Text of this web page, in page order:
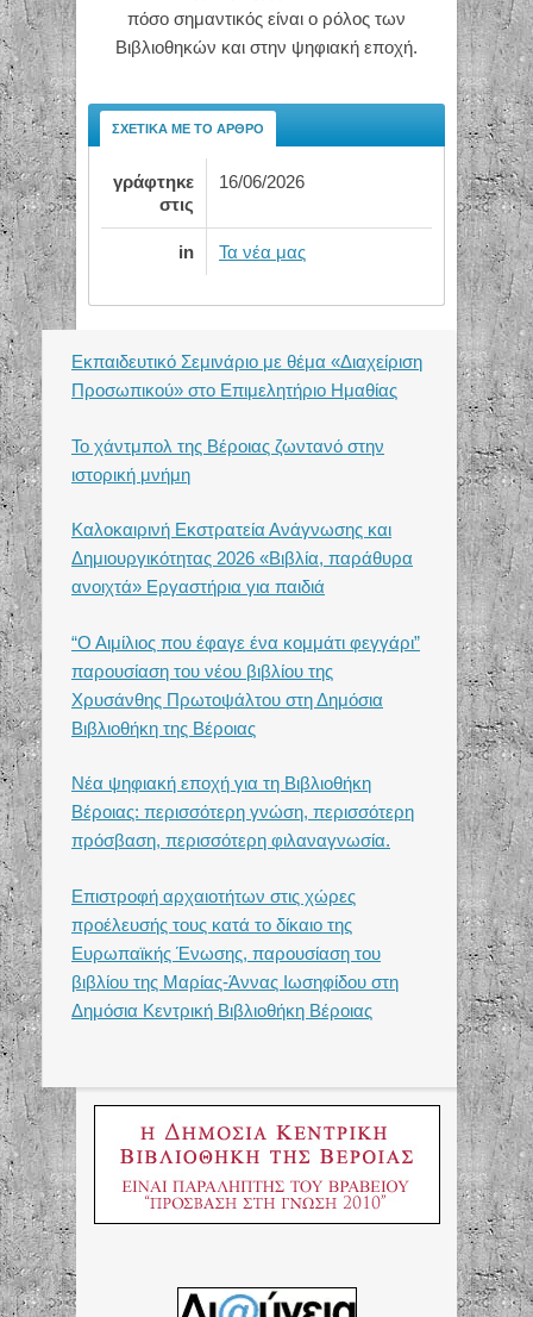
πόσο σημαντικός είναι ο ρόλος των
Βιβλιοθηκών και στην ψηφιακή εποχή.
ΣΧΕΤΙΚΆ ΜΕ ΤΟ ΆΡΘΡΟ
γράφτηκε
στις
16/06/2026
in Τα νέα μας
Εκπαιδευτικό Σεμινάριο με θέμα «Διαχείριση
Προσωπικού» στο Επιμελητήριο Ημαθίας
Το χάντμπολ της Βέροιας ζωντανό στην
ιστορική μνήμη
Καλοκαιρινή Εκστρατεία Ανάγνωσης και
Δημιουργικότητας 2026 «Βιβλία, παράθυρα
ανοιχτά» Εργαστήρια για παιδιά
“Ο Αιμίλιος που έφαγε ένα κομμάτι φεγγάρι”
παρουσίαση του νέου βιβλίου της
Χρυσάνθης Πρωτοψάλτου στη Δημόσια
Βιβλιοθήκη της Βέροιας
Νέα ψηφιακή εποχή για τη Βιβλιοθήκη
Βέροιας: περισσότερη γνώση, περισσότερη
πρόσβαση, περισσότερη φιλαναγνωσία.
Επιστροφή αρχαιοτήτων στις χώρες
προέλευσής τους κατά το δίκαιο της
Ευρωπαϊκής Ένωσης, παρουσίαση του
βιβλίου της Μαρίας-Άννας Ιωσηφίδου στη
Δημόσια Κεντρική Βιβλιοθήκη Βέροιας